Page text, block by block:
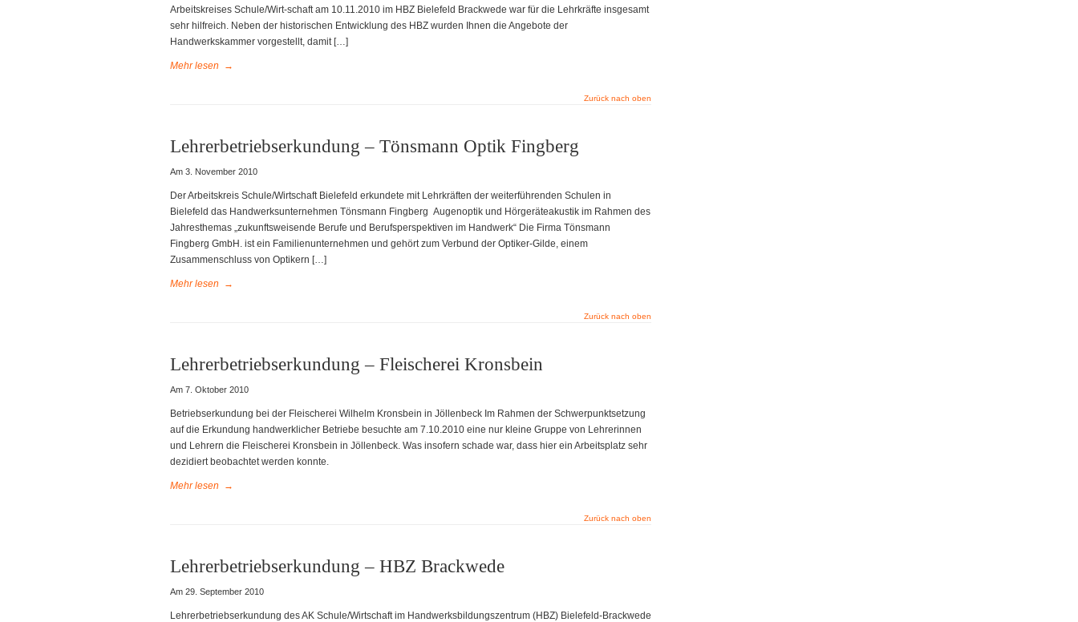
Arbeitskreises Schule/Wirt-schaft am 10.11.2010 im HBZ Bielefeld Brackwede war für die Lehrkräfte insgesamt
sehr hilfreich. Neben der historischen Entwicklung des HBZ wurden Ihnen die Angebote der
Handwerkskammer vorgestellt, damit […]
Mehr lesen →
Zurück nach oben
Lehrerbetriebserkundung – Tönsmann Optik Fingberg
Am 3. November 2010
Der Arbeitskreis Schule/Wirtschaft Bielefeld erkundete mit Lehrkräften der weiterführenden Schulen in
Bielefeld das Handwerksunternehmen Tönsmann Fingberg Augenoptik und Hörgeräteakustik im Rahmen des
Jahresthemas „zukunftsweisende Berufe und Berufsperspektiven im Handwerk“ Die Firma Tönsmann
Fingberg GmbH. ist ein Familienunternehmen und gehört zum Verbund der Optiker-Gilde, einem
Zusammenschluss von Optikern […]
Mehr lesen →
Zurück nach oben
Lehrerbetriebserkundung – Fleischerei Kronsbein
Am 7. Oktober 2010
Betriebserkundung bei der Fleischerei Wilhelm Kronsbein in Jöllenbeck Im Rahmen der Schwerpunktsetzung
auf die Erkundung handwerklicher Betriebe besuchte am 7.10.2010 eine nur kleine Gruppe von Lehrerinnen
und Lehrern die Fleischerei Kronsbein in Jöllenbeck. Was insofern schade war, dass hier ein Arbeitsplatz sehr
dezidiert beobachtet werden konnte.
Mehr lesen →
Zurück nach oben
Lehrerbetriebserkundung – HBZ Brackwede
Am 29. September 2010
Lehrerbetriebserkundung des AK Schule/Wirtschaft im Handwerksbildungszentrum (HBZ) Bielefeld-Brackwede